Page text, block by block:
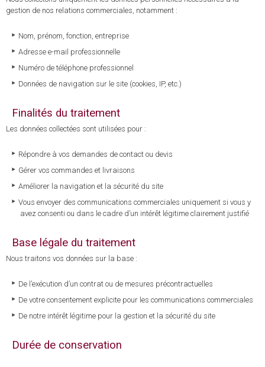
gestion de nos relations commerciales, notamment :
Nom, prénom, fonction, entreprise
Adresse e-mail professionnelle
Numéro de téléphone professionnel
Données de navigation sur le site (cookies, IP, etc.)
Finalités du traitement
Les données collectées sont utilisées pour :
Répondre à vos demandes de contact ou devis
Gérer vos commandes et livraisons
Améliorer la navigation et la sécurité du site
Vous envoyer des communications commerciales uniquement si vous y
avez consenti ou dans le cadre d’un intérêt légitime clairement justifié
Base légale du traitement
Nous traitons vos données sur la base :
De l’exécution d’un contrat ou de mesures précontractuelles
De votre consentement explicite pour les communications commerciales
De notre intérêt légitime pour la gestion et la sécurité du site
Durée de conservation